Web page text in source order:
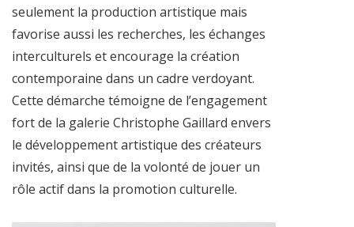
seulement la production artistique mais
favorise aussi les recherches, les échanges
interculturels et encourage la création
contemporaine dans un cadre verdoyant.
Cette démarche témoigne de l’engagement
fort de la galerie Christophe Gaillard envers
le développement artistique des créateurs
invités, ainsi que de la volonté de jouer un
rôle actif dans la promotion culturelle.